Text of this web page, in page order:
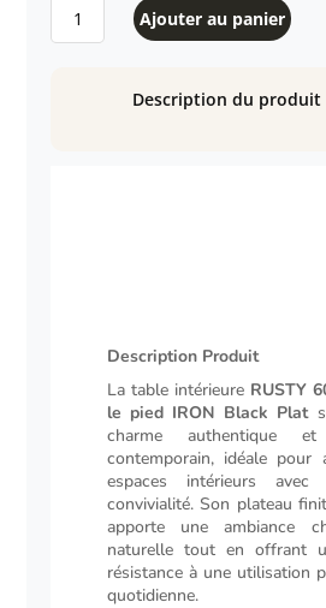
Ajouter au panier
Description du produit
Description Produit
La table intérieure RUSTY
le pied IRON Black Plat
charme authentique
contemporain, idéale pour
espaces intérieurs avec
convivialité. Son plateau
apporte une ambiance
naturelle tout en offrant
résistance à une utilisation
quotidienne.